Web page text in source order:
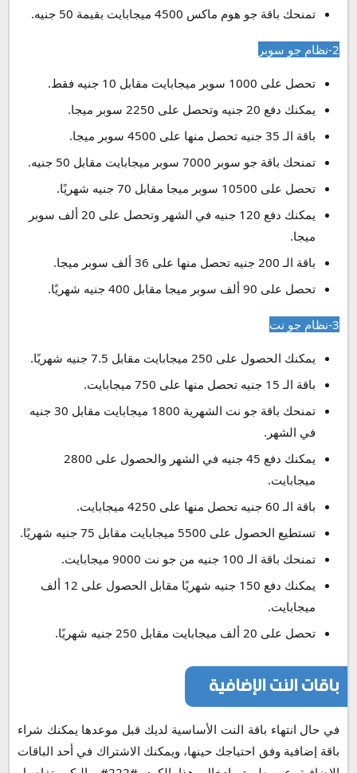
تمنحك باقة جو هوم ماكس 4500 ميجابايت بقيمة 50 جنيه.
2-نظام جو سوبر
تحصل على 1000 سوبر ميجابايت مقابل 10 جنيه فقط.
يمكنك دفع 20 جنيه وتحصل على 2250 سوبر ميجا.
باقة الـ 35 جنيه تحصل منها على 4500 سوبر ميجا.
تمنحك باقة جو سوبر 7000 سوبر ميجابايت مقابل 50 جنيه.
تحصل على 10500 سوبر ميجا مقابل 70 جنيه شهريًا.
يمكنك دفع 120 جنيه في الشهر وتحصل على 20 ألف سوبر
ميجا.
باقة الـ 200 جنيه تحصل منها على 36 ألف سوبر ميجا.
تحصل على 90 ألف سوبر ميجا مقابل 400 جنيه شهريًا.
3-نظام جو نت
يمكنك الحصول على 250 ميجابايت مقابل 7.5 جنيه شهريًا.
باقة الـ 15 جنيه تحصل منها على 750 ميجابايت.
تمنحك باقة جو نت الشهرية 1800 ميجابايت مقابل 30 جنيه
في الشهر.
يمكنك دفع 45 جنيه في الشهر والحصول على 2800
ميجابايت.
باقة الـ 60 جنيه تحصل منها على 4250 ميجابايت.
تستطيع الحصول على 5500 ميجابايت مقابل 75 جنيه شهريًا.
تمنحك باقة الـ 100 جنيه من جو نت 9000 ميجابايت.
يمكنك دفع 150 جنيه شهريًا مقابل الحصول على 12 ألف
ميجابايت.
تحصل على 20 ألف ميجابايت مقابل 250 جنيه شهريًا.
باقات النت الإضافية
في حال انتهاء باقة النت الأساسية لديك قبل موعدها يمكنك شراء
باقة إضافية وفق احتياجك حينها، ويمكنك الاشتراك في أحد الباقات